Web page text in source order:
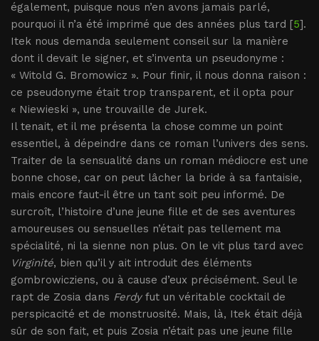
également, puisque nous n’en avons jamais parlé,
pourquoi il n’a été imprimé que des années plus tard [5].
Itek nous demanda seulement conseil sur la manière
dont il devait le signer, et s’inventa un pseudonyme :
« Witold G. Bromowicz ». Pour finir, il nous donna raison :
ce pseudonyme était trop transparent, et il opta pour
« Niewieski », une trouvaille de Jurek.
Il tenait, et il me présenta la chose comme un point
essentiel, à dépeindre dans ce roman l’univers des sens.
Traiter de la sensualité dans un roman médiocre est une
bonne chose, car on peut lâcher la bride à sa fantaisie,
mais encore faut-il être un tant soit peu informé. De
surcroît, l’histoire d’une jeune fille et de ses aventures
amoureuses ou sensuelles n’était pas tellement ma
spécialité, ni la sienne non plus. On le vit plus tard avec
Virginité, bien qu’il y ait introduit des éléments
gombrowicziens, ou à cause d’eux précisément. Seul le
rapt de Zosia dans Ferdyfut un véritable cocktail de
perspicacité et de monstruosité. Mais, là, Itek était déjà
sûr de son fait, et puis Zosia n’était pas une jeune fille